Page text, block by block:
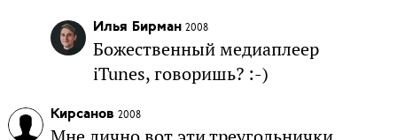
Илья Бирман 2008
Божественный медиаплеер
iTunes, говоришь? :-)
Кирсанов 2008